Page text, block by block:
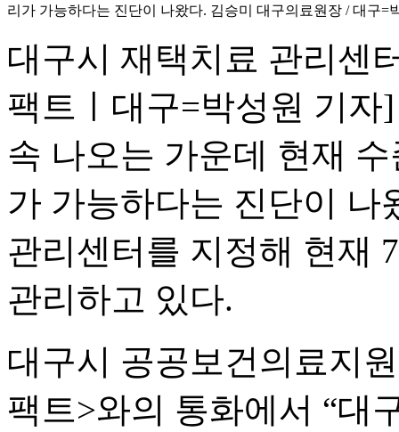
리가 가능하다는 진단이 나왔다. 김승미 대구의료원장 / 대구=
대구시 재택치료 관리센
팩트ㅣ대구=박성원 기자
속 나오는 가운데 현재
가 가능하다는 진단이 나
관리센터를 지정해 현재
관리하고 있다.
대구시 공공보건의료지
팩트>와의 통화에서 “대